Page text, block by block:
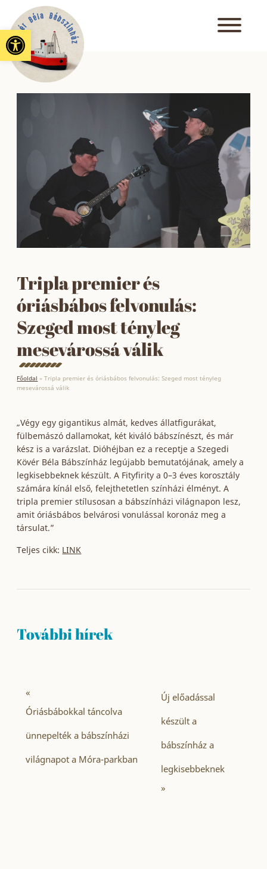
Eszköztár megnyitása
Tripla premier és
óriásbábos felvonulás:
Szeged most tényleg
mesevárossá válik
Főoldal »Tripla premier és óriásbábos felvonulás: Szeged most tényleg
mesevárossá válik
„Végy egy gigantikus almát, kedves állatfigurákat,
fülbemászó dallamokat, két kiváló bábszínészt, és már
kész is a varázslat. Dióhéjban ez a receptje a Szegedi
Kövér Béla Bábszínház legújabb bemutatójának, amely a
legkisebbeknek készült. A Fityfirity a 0–3 éves korosztály
számára kínál első, felejthetetlen színházi élményt. A
tripla premier stílusosan a bábszínházi világnapon lesz,
amit óriásbábos belvárosi vonulással koronáz meg a
társulat.”
Teljes cikk: LINK
További hírek
«
Óriásbábokkal táncolva
ünnepelték a bábszínházi
világnapot a Móra-parkban
Új előadással
készült a
bábszínház a
legkisebbeknek
»